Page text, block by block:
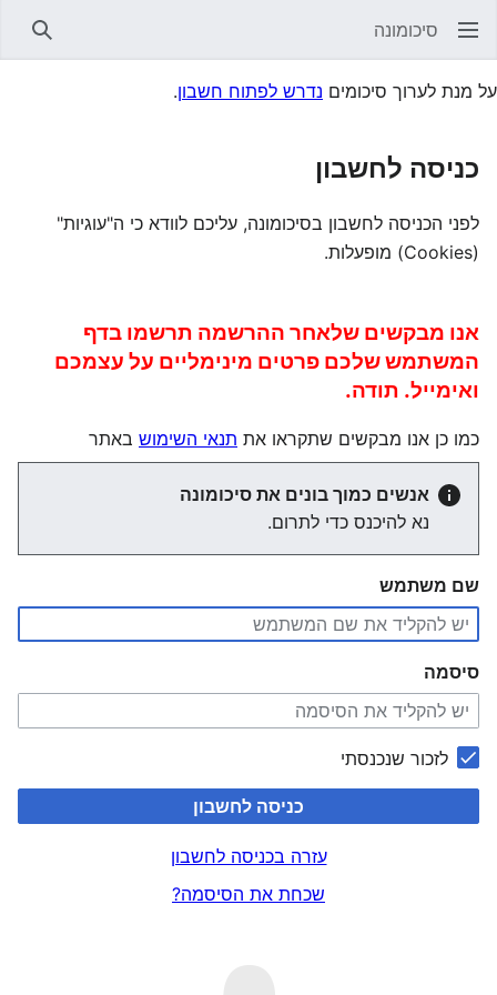
סיכומונה
על מנת לערוך סיכומים נדרש לפתוח חשבון.
כניסה לחשבון
לפני הכניסה לחשבון בסיכומונה, עליכם לוודא כי ה"עוגיות"
(Cookies) מופעלות.
אנו מבקשים שלאחר ההרשמה תרשמו בדף
המשתמש שלכם פרטים מינימליים על עצמכם
ואימייל. תודה.
כמו כן אנו מבקשים שתקראו את תנאי השימוש באתר
אנשים כמוך בונים את סיכומונה
נא להיכנס כדי לתרום.
שם משתמש
סיסמה
לזכור שנכנסתי
כניסה לחשבון
עזרה בכניסה לחשבון
שכחת את הסיסמה?